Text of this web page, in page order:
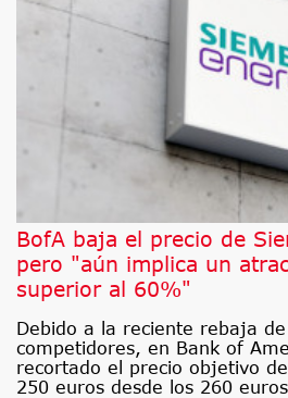
BofA baja el precio de
pero "aún implica un
superior al 60%"
Debido a la reciente rebaja
competidores, en Bank of
recortado el precio objetivo
250 euros desde los 260